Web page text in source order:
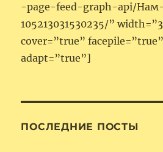
-page-feed-graph-api/
105213031530235/”
cover=”true”
adapt=”true”]
ПОСЛЕДНИЕ ПОСТЫ